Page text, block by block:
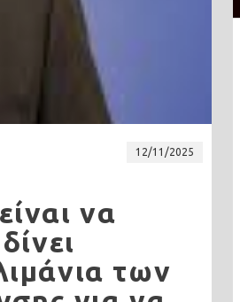
12/11/2025
να
των